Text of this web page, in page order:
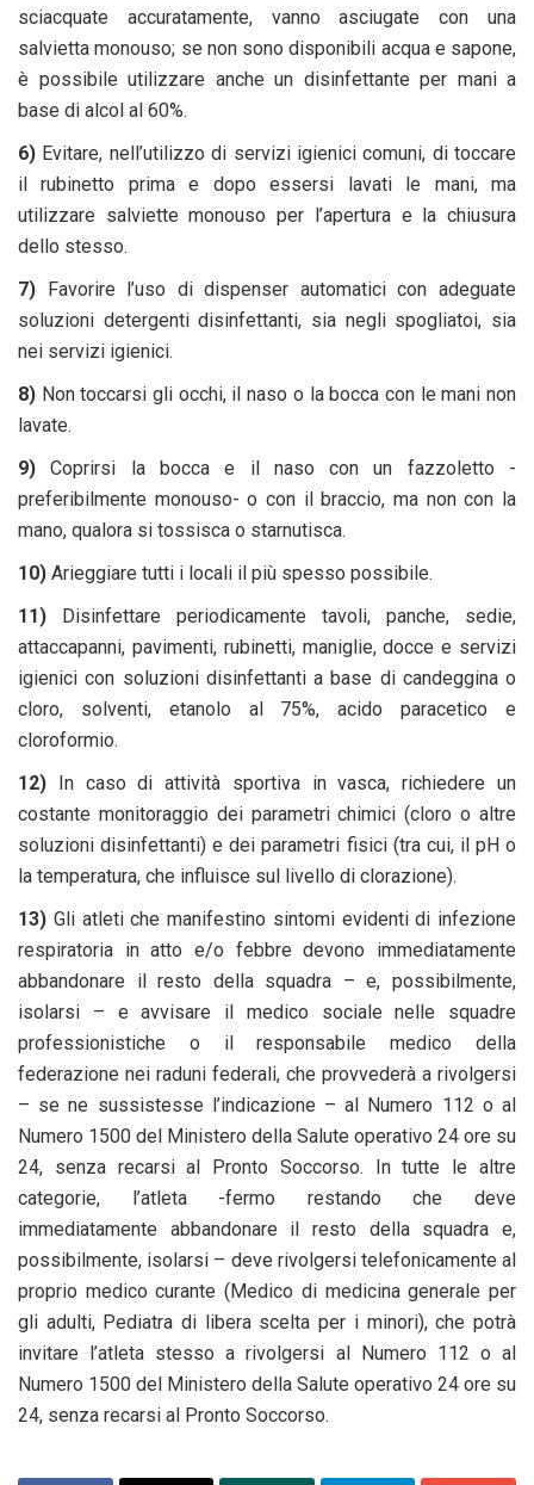
sciacquate accuratamente, vanno asciugate con una
salvietta monouso; se non sono disponibili acqua e sapone,
è possibile utilizzare anche un disinfettante per mani a
base di alcol al 60%.
6) Evitare, nell’utilizzo di servizi igienici comuni, di toccare
il rubinetto prima e dopo essersi lavati le mani, ma
utilizzare salviette monouso per l’apertura e la chiusura
dello stesso.
7) Favorire l’uso di dispenser automatici con adeguate
soluzioni detergenti disinfettanti, sia negli spogliatoi, sia
nei servizi igienici.
8) Non toccarsi gli occhi, il naso o la bocca con le mani non
lavate.
9) Coprirsi la bocca e il naso con un fazzoletto -
preferibilmente monouso- o con il braccio, ma non con la
mano, qualora si tossisca o starnutisca.
10) Arieggiare tutti i locali il più spesso possibile.
11) Disinfettare periodicamente tavoli, panche, sedie,
attaccapanni, pavimenti, rubinetti, maniglie, docce e servizi
igienici con soluzioni disinfettanti a base di candeggina o
cloro, solventi, etanolo al 75%, acido paracetico e
cloroformio.
12) In caso di attività sportiva in vasca, richiedere un
costante monitoraggio dei parametri chimici (cloro o altre
soluzioni disinfettanti) e dei parametri fisici (tra cui, il pH o
la temperatura, che influisce sul livello di clorazione).
13) Gli atleti che manifestino sintomi evidenti di infezione
respiratoria in atto e/o febbre devono immediatamente
abbandonare il resto della squadra – e, possibilmente,
isolarsi – e avvisare il medico sociale nelle squadre
professionistiche o il responsabile medico della
federazione nei raduni federali, che provvederà a rivolgersi
– se ne sussistesse l’indicazione – al Numero 112 o al
Numero 1500 del Ministero della Salute operativo 24 ore su
24, senza recarsi al Pronto Soccorso. In tutte le altre
categorie, l’atleta -fermo restando che deve
immediatamente abbandonare il resto della squadra e,
possibilmente, isolarsi – deve rivolgersi telefonicamente al
proprio medico curante (Medico di medicina generale per
gli adulti, Pediatra di libera scelta per i minori), che potrà
invitare l’atleta stesso a rivolgersi al Numero 112 o al
Numero 1500 del Ministero della Salute operativo 24 ore su
24, senza recarsi al Pronto Soccorso.